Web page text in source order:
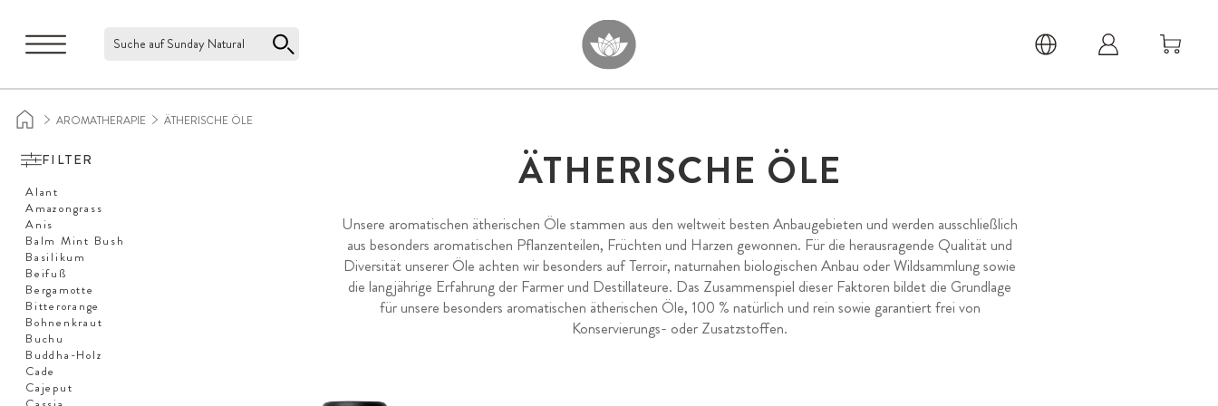
Suche auf Sunday Natural
AROMATHERAPIE ÄTHERISCHE ÖLE
ÄTHERISCHE ÖLE
Unsere aromatischen ätherischen Öle stammen aus den weltweit besten Anbaugebieten und werden ausschließlich
aus besonders aromatischen Pflanzenteilen, Früchten und Harzen gewonnen. Für die herausragende Qualität und
Diversität unserer Öle achten wir besonders auf Terroir, naturnahen biologischen Anbau oder Wildsammlung sowie
die langjährige Erfahrung der Farmer und Destillateure. Das Zusammenspiel dieser Faktoren bildet die Grundlage
für unsere besonders aromatischen ätherischen Öle, 100 % natürlich und rein sowie garantiert frei von
Konservierungs- oder Zusatzstoffen.
FILTER
Alant
Amazongrass
Anis
Balm Mint Bush
Basilikum
Beifuß
Bergamotte
Bitterorange
Bohnenkraut
Buchu
Buddha-Holz
Cade
Cajeput